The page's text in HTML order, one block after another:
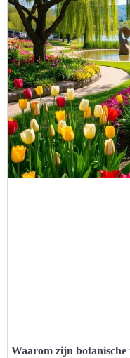
Waarom zijn